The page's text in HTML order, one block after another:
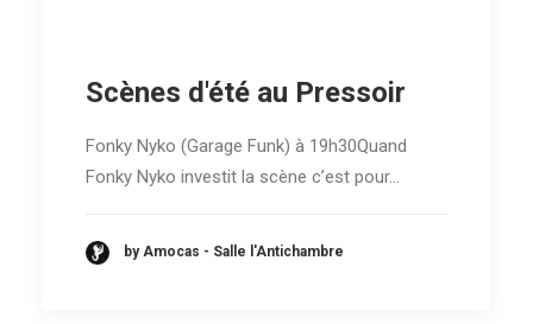
Scènes d'été au Pressoir
Fonky Nyko (Garage Funk) à 19h30Quand
Fonky Nyko investit la scène c’est pour…
by Amocas - Salle l'Antichambre